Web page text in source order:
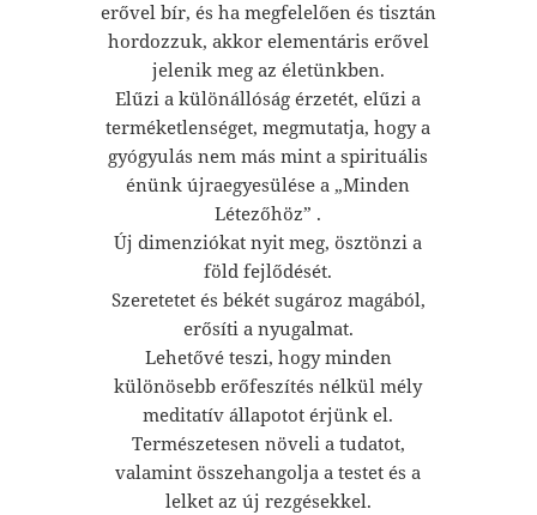
erővel bír, és ha megfelelően és tisztán
hordozzuk, akkor elementáris erővel
jelenik meg az életünkben.
Elűzi a különállóság érzetét, elűzi a
terméketlenséget, megmutatja, hogy a
gyógyulás nem más mint a spirituális
énünk újraegyesülése a „Minden
Létezőhöz” .
Új dimenziókat nyit meg, ösztönzi a
föld fejlődését.
Szeretetet és békét sugároz magából,
erősíti a nyugalmat.
Lehetővé teszi, hogy minden
különösebb erőfeszítés nélkül mély
meditatív állapotot érjünk el.
Természetesen növeli a tudatot,
valamint összehangolja a testet és a
lelket az új rezgésekkel.